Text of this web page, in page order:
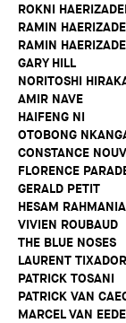
ROKNI
RAMIN
RAMIN
GARY HILL
NORITOSHI
AMIR NAVE
HAIFENG NI
OTOBONG
CONSTANCE
FLORENCE
GERALD PETIT
HESAM
VIVIEN ROUBAUD
THE BLUE NOSES
LAURENT TIXADOR
PATRICK TOSANI
PATRICK VAN
MARCEL VAN